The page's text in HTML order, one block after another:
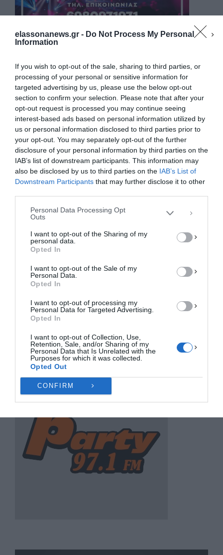
elassonanews.gr - Do Not Process My Personal
Information
If you wish to opt-out of the sale, sharing to third parties, or
processing of your personal or sensitive information for
targeted advertising by us, please use the below opt-out
section to confirm your selection. Please note that after your
opt-out request is processed you may continue seeing
interest-based ads based on personal information utilized by
us or personal information disclosed to third parties prior to
your opt-out. You may separately opt-out of the further
disclosure of your personal information by third parties on the
IAB’s list of downstream participants. This information may
also be disclosed by us to third parties on the IAB’s List of
Downstream Participants that may further disclose it to other
Personal Data Processing Opt
Outs
I want to opt-out of the Sharing of my
personal data.
Opted In
I want to opt-out of the Sale of my
Personal Data.
Opted In
I want to opt-out of processing my
Personal Data for Targeted Advertising.
Opted In
I want to opt-out of Collection, Use,
Retention, Sale, and/or Sharing of my
Personal Data that Is Unrelated with the
Purposes for which it was collected.
Opted Out
CONFIRM
Διαχείριση Συγκατάθεσης
Για να παρέχουμε την καλύτερη εμπειρία, χρησιμοποιούμε τεχνολογίες όπως
cookies για την αποθήκευση ή/και την πρόσβαση σε πληροφορίες συσκευών.
Η συγκατάθεση για τις εν λόγω τεχνολογίες θα μας επιτρέψει να
επεξεργαστούμε δεδομένα προσωπικού χαρακτήρα, όπως συμπεριφορά
περιήγησης ή μοναδικά αναγνωριστικά σε αυτόν τον ιστότοπο. Η μη
συγκατάθεση ή η ανάκληση της συγκατάθεσης, μπορεί να επηρεάσει
αρνητικά ορισμένες λειτουργίες και δυνατότητες.
ΠΡΟΒΟΛΉ ΠΡΟΤΙΜΉΣΕΩΝ
Πολιτική Cookies